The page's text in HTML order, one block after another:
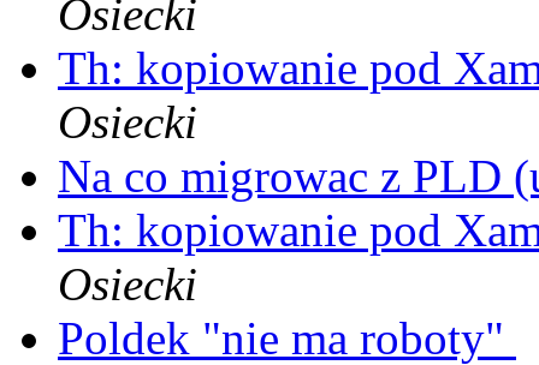
Osiecki
Th: kopiowanie pod
Osiecki
Na co migrowac z PLD
Th: kopiowanie pod
Osiecki
Poldek "nie ma roboty"